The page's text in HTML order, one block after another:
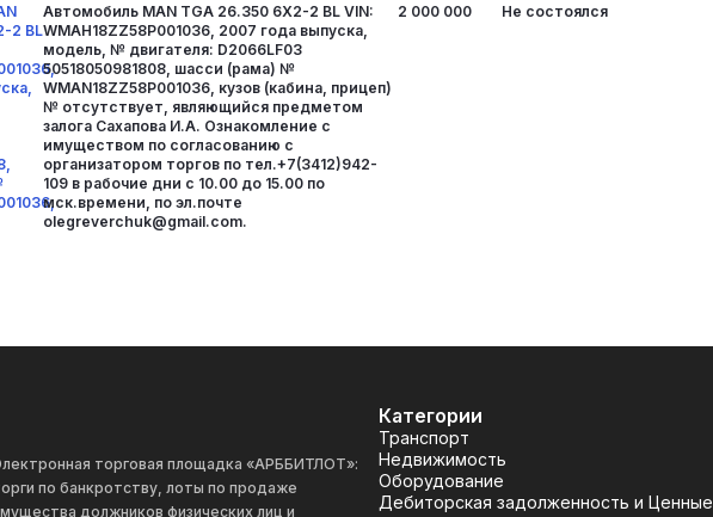
2 BL
Автомобиль MAN TGA 26.350 6X2-2 BL VIN:
WMAH18ZZ58P001036, 2007 года выпуска,
модель, № двигателя: D2066LF03
50518050981808, шасси (рама) №
WMAN18ZZ58P001036, кузов (кабина, прицеп)
№ отсутствует, являющийся предметом
залога Сахапова И.А. Ознакомление с
имуществом по согласованию с
организатором торгов по тел.+7(3412)942-
109 в рабочие дни с 10.00 до 15.00 по
мск.времени, по эл.почте
olegreverchuk@gmail.com.
2 000 000 Не состоялся
торговая площадка «АРББИТЛОТ»:
по банкротству, лоты по продаже
должников физических лиц и
Категории
Транспорт
Недвижимость
Оборудование
Дебиторская задолженность и Ценные